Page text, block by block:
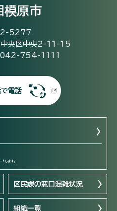
模原市
5277
中央区中央2-11-15
042-754-1111
電話
します。
区民課の窓口混雑状況
組織一覧